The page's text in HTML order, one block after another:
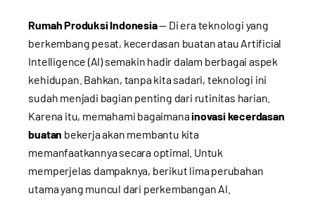
Rumah Produksi Indonesia— Di era teknologi yang
berkembang pesat, kecerdasan buatan atau Artificial
Intelligence (AI) semakin hadir dalam berbagai aspek
kehidupan. Bahkan, tanpa kita sadari, teknologi ini
sudah menjadi bagian penting dari rutinitas harian.
Karena itu, memahami bagaimanainovasi kecerdasan
buatan bekerja akan membantu kita
memanfaatkannya secara optimal. Untuk
memperjelas dampaknya, berikut lima perubahan
utama yang muncul dari perkembangan AI.